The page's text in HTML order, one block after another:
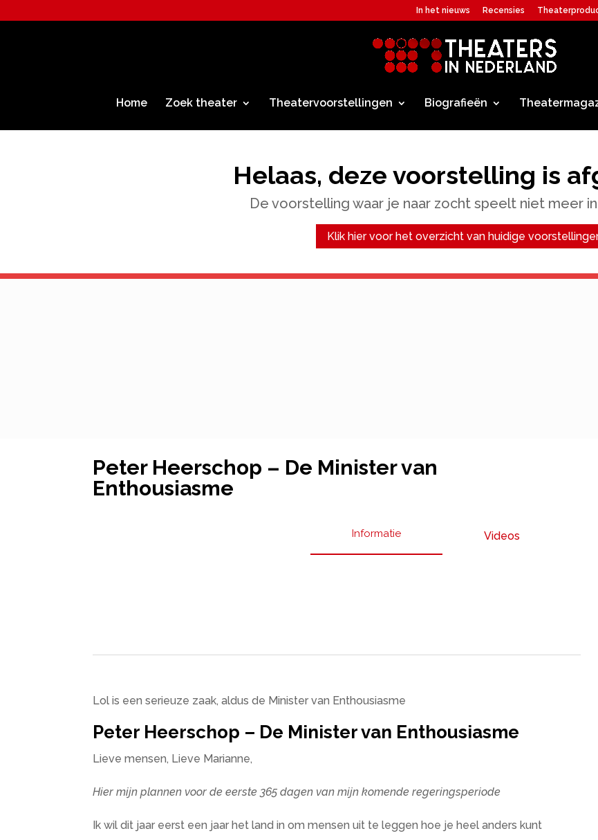
In het nieuws Recensies
Home Zoek theater Theatervoorstellingen Biografieën
Helaas, deze voorstelling is
De voorstelling waar je naar zocht speelt niet meer
Klik hier voor het overzicht van huidige
Peter Heerschop – De Minister van
Enthousiasme
Informatie Videos
Lol is een serieuze zaak, aldus de Minister van Enthousiasme
Peter Heerschop – De Minister van Enthousiasme
Lieve mensen, Lieve Marianne,
Hier mijn plannen voor de eerste 365 dagen van mijn komende regeringsperiode
Ik wil dit jaar eerst een jaar het land in om mensen uit te leggen hoe je heel anders kunt